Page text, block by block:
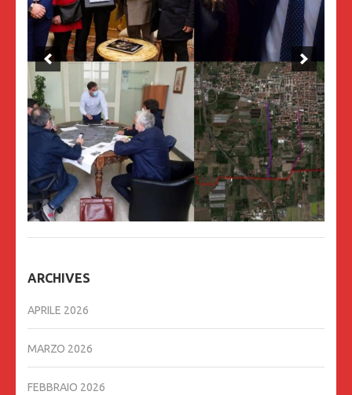
ARCHIVES
APRILE 2026
MARZO 2026
FEBBRAIO 2026